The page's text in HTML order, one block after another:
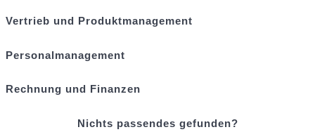
Vertrieb und Produktmanagement
Personalmanagement
Rechnung und Finanzen
Nichts passendes gefunden?